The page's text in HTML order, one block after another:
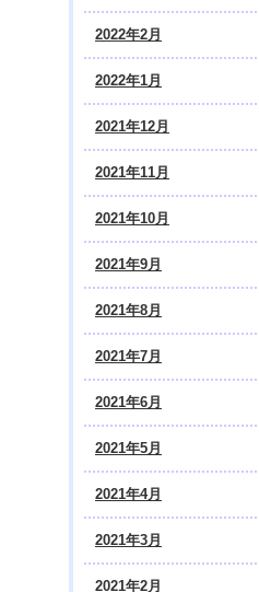
2022年2月
2022年1月
2021年12月
2021年11月
2021年10月
2021年9月
2021年8月
2021年7月
2021年6月
2021年5月
2021年4月
2021年3月
2021年2月